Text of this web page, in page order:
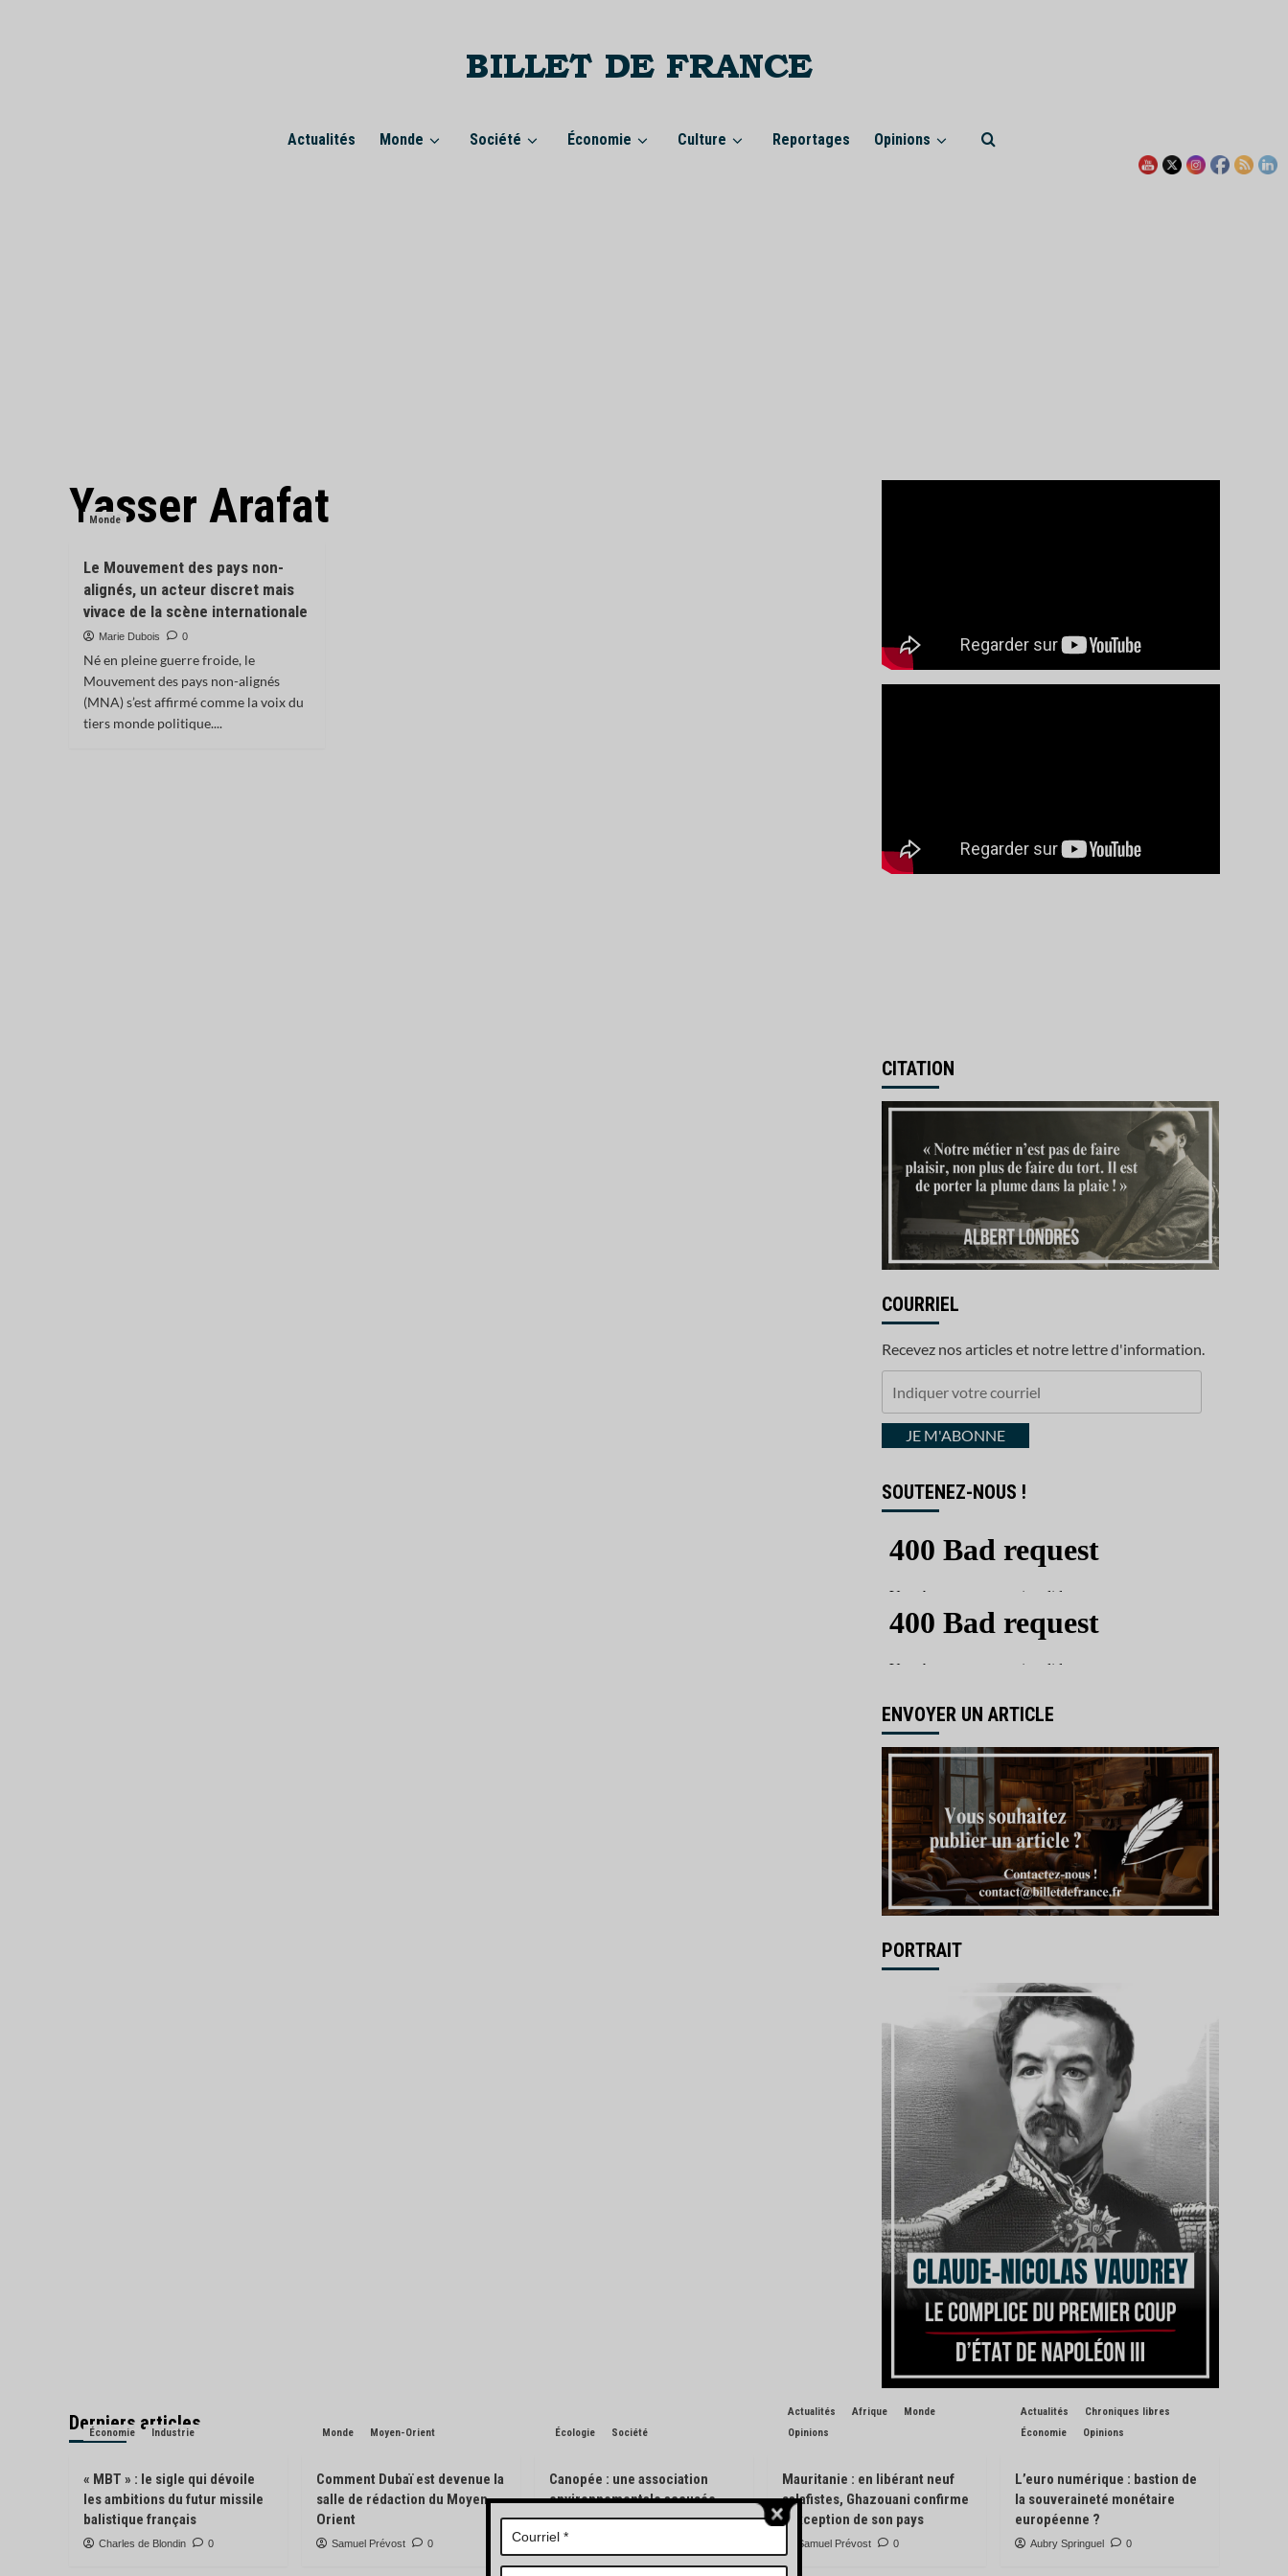
Actualités Monde Société Économie Culture Reportages Opinions
Yasser Arafat
Monde
Le Mouvement des pays non-
alignés, un acteur discret mais
vivace de la scène internationale
Marie Dubois 0
Né en pleine guerre froide, le
Mouvement des pays non-alignés
(MNA) s’est affirmé comme la voix du
tiers monde politique....
CITATION
COURRIEL
Recevez nos articles et notre lettre d'information.
courrielJE M'ABONNE
SOUTENEZ-NOUS !
ENVOYER UN ARTICLE
PORTRAIT
Derniers articles
Économie Industrie
« MBT » : le sigle qui dévoile
les ambitions du futur missile
balistique français
Charles de Blondin 0
Monde Moyen-Orient
Comment Dubaï est devenue la
salle de rédaction du Moyen-
Orient
Samuel Prévost 0
Écologie Société
Canopée : une association
environnementale accusée
d’avoir pisté des engins
forestiers
Charles de Blondin 0
Actualités Afrique
Monde
Opinions
Mauritanie : en libérant neuf
salafistes, Ghazouani confirme
l’exception de son pays
Samuel Prévost 0
Actualités
Chroniques libres
Économie
Opinions
L’euro numérique : bastion de
la souveraineté monétaire
européenne ?
Aubry Springuel 0